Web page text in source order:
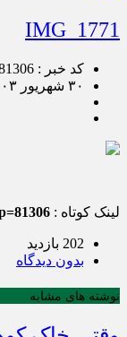
IMG_1771
کد خبر : 81306
۳۰ شهریور ۱۴۰۳ - ۲۳:۲۰
لینک کوتاه :
202 بازدید
بدون دیدگاه
نوشته های مشابه